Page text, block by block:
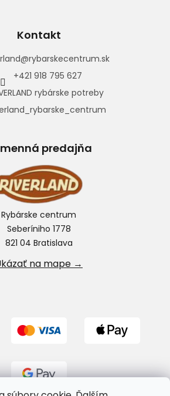
Kontakt
@rybarskecentrum.sk
+421 918 795 627
rybárske potreby
predajňa
Rybárske centrum
Seberíniho 1778
821 04 Bratislava
na mape →